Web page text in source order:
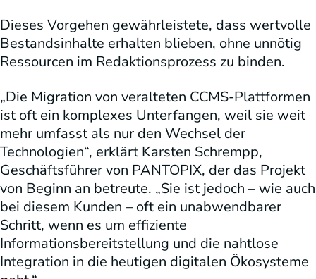
Dieses Vorgehen gewährleistete, dass wertvolle
Bestandsinhalte erhalten blieben, ohne unnötig
Ressourcen im Redaktionsprozess zu binden.
„Die Migration von veralteten CCMS-Plattformen
ist oft ein komplexes Unterfangen, weil sie weit
mehr umfasst als nur den Wechsel der
Technologien“, erklärt Karsten Schrempp,
Geschäftsführer von PANTOPIX, der das Projekt
von Beginn an betreute. „Sie ist jedoch – wie auch
bei diesem Kunden – oft ein unabwendbarer
Schritt, wenn es um effiziente
Informationsbereitstellung und die nahtlose
Integration in die heutigen digitalen Ökosysteme